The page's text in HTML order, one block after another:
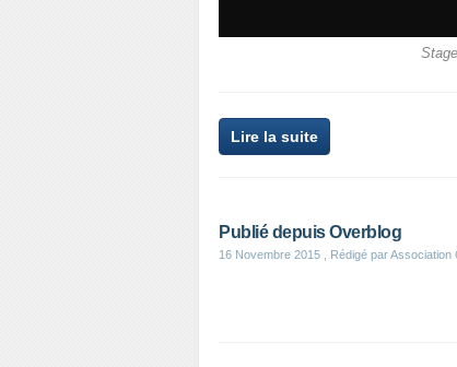
Lire la suite
Publié depuis Overblog
16 Novembre 2015 , Rédigé par